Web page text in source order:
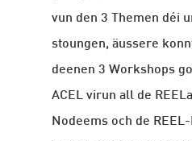
vun den 3 Themen déi
stoungen, äussere
deenen 3 Workshops
ACEL virun all de
Nodeems och de